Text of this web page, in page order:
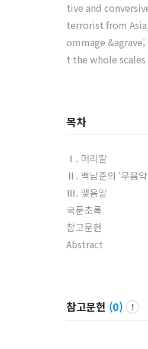
tive and
terrorist from
ommage
t the whole
목차
Ⅰ. 머리말
Ⅱ. 백남준의 ‘무음
Ⅲ. 맺음말
국문초록
참고문헌
Abstract
참고문헌 (0)